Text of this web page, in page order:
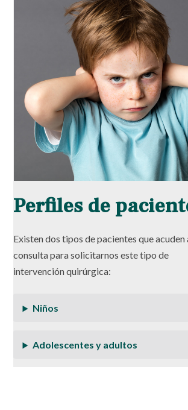
Perfiles de
Existen dos tipos de pacientes que acuden
consulta para solicitarnos este tipo de
intervención quirúrgica:
Niños
Adolescentes y adultos